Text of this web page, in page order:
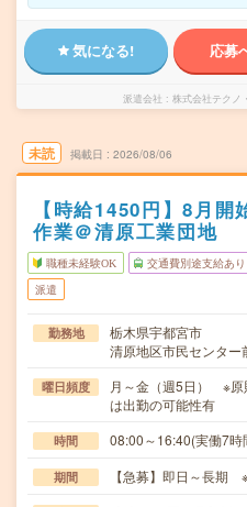
気になる! 応募
派遣会社 株式会社テクノ
未読 掲載日 2026/08/06
【時給1450円】8月
作業＠清原工業団地
職種未経験OK 交通費別途支給あり
派遣
勤務地
栃木県宇都宮市
清原地区市民センター
曜日頻度
月～金（週5日） ※原
は出勤の可能性有
時間 08:00～16:40(実働7
期間 【急募】即日～長期